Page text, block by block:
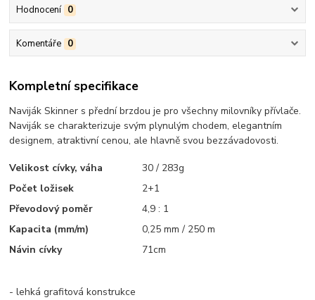
Hodnocení 0
Komentáře 0
Kompletní specifikace
Naviják Skinner s přední brzdou je pro všechny milovníky přívlače.
Naviják se charakterizuje svým plynulým chodem, elegantním
designem, atraktivní cenou, ale hlavně svou bezzávadovosti.
Velikost cívky, váha
30 / 283g
Počet ložisek
2+1
Převodový poměr
4,9 : 1
Kapacita (mm/m)
0,25 mm / 250 m
Návin cívky
71cm
- lehká grafitová konstrukce